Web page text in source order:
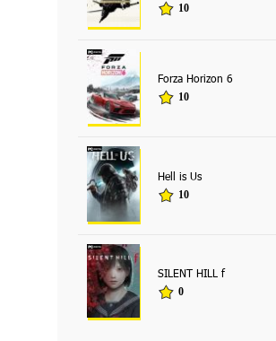
10
Forza Horizon 6
10
Hell is Us
10
SILENT HILL f
0